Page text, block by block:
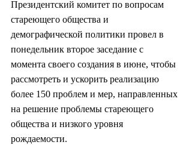
Президентский комитет по вопросам
стареющего общества и
демографической политики провел в
понедельник второе заседание с
момента своего создания в июне, чтобы
рассмотреть и ускорить реализацию
более 150 проблем и мер, направленных
на решение проблемы стареющего
общества и низкого уровня
рождаемости.